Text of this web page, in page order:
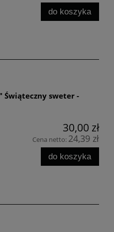
do koszyka
Świąteczny sweter -
30,00 zł
Cena netto: 24,39 zł
do koszyka